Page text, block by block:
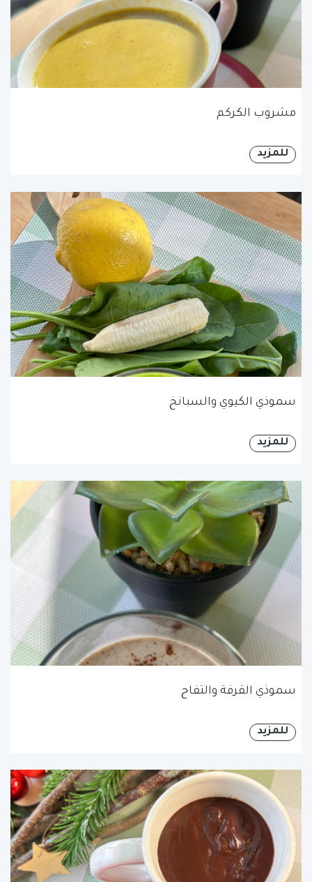
مشروب الكركم
للمزيد
سموذي الكيوي والسبانخ
للمزيد
سموذي القرفة والتفاح
للمزيد